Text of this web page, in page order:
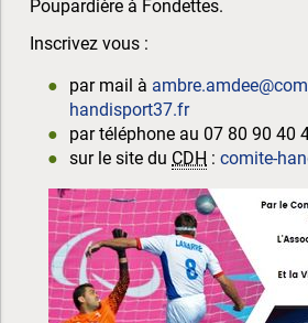
Poupardière à Fondettes.
Inscrivez vous :
par mail à
handisport37.fr
par téléphone au 07 80 90 40
sur le site du CDH : comite-